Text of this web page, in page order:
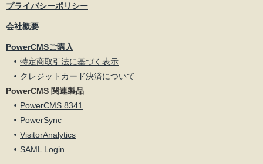
プライバシーポリシー
会社概要
PowerCMSご購入
特定商取引法に基づく表示
クレジットカード決済について
PowerCMS 関連製品
PowerCMS 8341
PowerSync
VisitorAnalytics
SAML Login